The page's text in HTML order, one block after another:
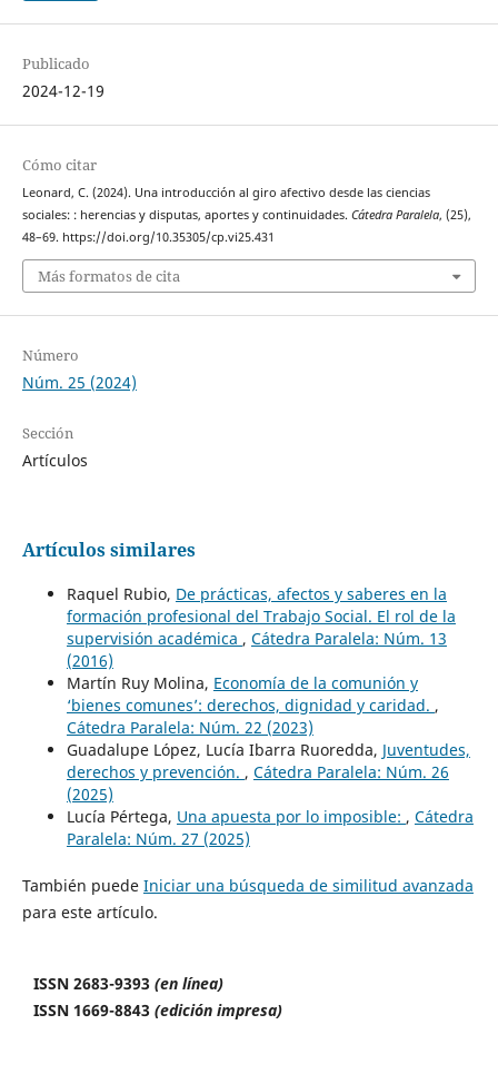
Publicado
2024-12-19
Cómo citar
Leonard, C. (2024). Una introducción al giro afectivo desde las ciencias
sociales: : herencias y disputas, aportes y continuidades. Cátedra Paralela, (25),
48–69. https://doi.org/10.35305/cp.vi25.431
Más formatos de cita
Número
Núm. 25 (2024)
Sección
Artículos
Artículos similares
Raquel Rubio, De prácticas, afectos y saberes en la
formación profesional del Trabajo Social. El rol de la
supervisión académica , Cátedra Paralela: Núm. 13
(2016)
Martín Ruy Molina, Economía de la comunión y
‘bienes comunes’: derechos, dignidad y caridad. ,
Cátedra Paralela: Núm. 22 (2023)
Guadalupe López, Lucía Ibarra Ruoredda, Juventudes,
derechos y prevención. , Cátedra Paralela: Núm. 26
(2025)
Lucía Pértega, Una apuesta por lo imposible: , Cátedra
Paralela: Núm. 27 (2025)
También puede Iniciar una búsqueda de similitud avanzada
para este artículo.
ISSN 2683-9393 (en línea)
ISSN 1669-8843 (edición impresa)